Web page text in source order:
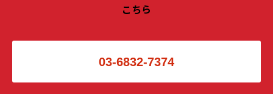
こちら
03-6832-7374